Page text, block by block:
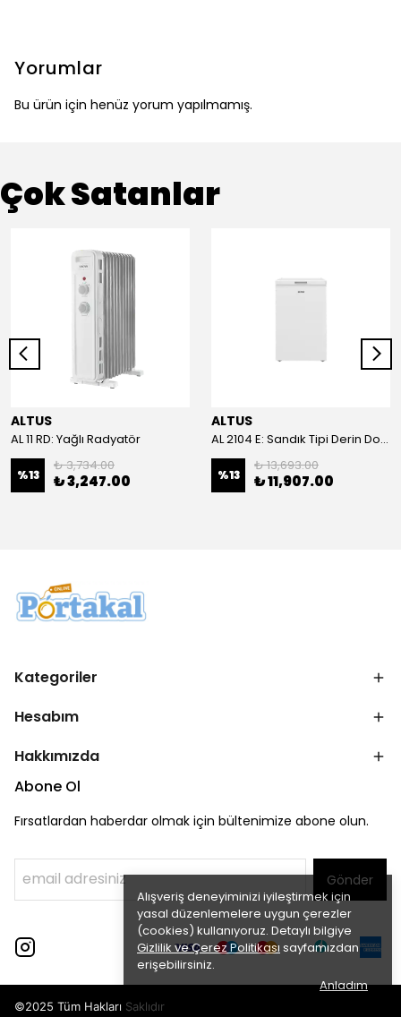
Alışveriş deneyiminizi iyileştirmek için
yasal düzenlemelere uygun çerezler
(cookies) kullanıyoruz. Detaylı bilgiye
Gizlilik ve Çerez Politikası sayfamızdan
erişebilirsiniz.
Anladım
Yorumlar
Bu ürün için henüz yorum yapılmamış.
Çok Satanlar
ALTUS
AL 11 RD: Yağlı Radyatör
%13
₺ 3,734.00
₺ 3,247.00
ALTUS
AL 2104 E: Sandık Tipi Derin Dondurucu
%13
₺ 13,693.00
₺ 11,907.00
Kategoriler
Hesabım
Hakkımızda
Abone Ol
Fırsatlardan haberdar olmak için bültenimize abone olun.
Gönder
©2025 Tüm Hakları Saklıdır